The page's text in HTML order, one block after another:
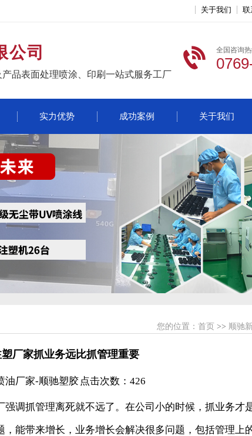
关于我们 联
公司
品表面处理喷涂、印刷一站式服务工厂
全国咨询
实力优势 成功案例 关于我们
您的位置： 首页 >> 顺驰
厂家抓业务远比抓管理重要
油厂家-顺驰塑胶 点击次数： 426
调抓管理离死就不远了。在公司小的时候，抓业务才
，能带来增长，业务增长会解决很多问题，包括管理上